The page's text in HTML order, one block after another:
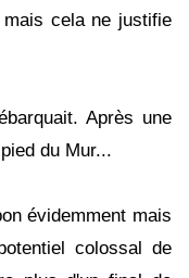
cela ne justifie
Après une
du Mur...
évidemment mais
colossal de